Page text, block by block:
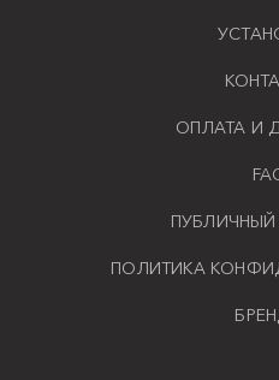
ОПЛАТА И
ПОЛИТИКА